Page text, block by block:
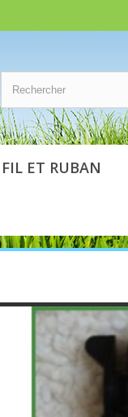
FIL ET RUBAN